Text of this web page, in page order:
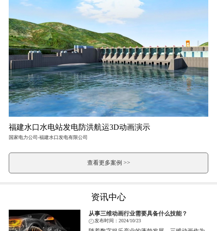
福建水口水电站发电防洪航运3D动画演示
国家电力公司-福建水口发电有限公司
查看更多案例 >>
资讯中心
从事三维动画行业需要具备什么技能？
发布时间：2024/10/23